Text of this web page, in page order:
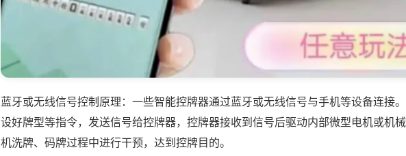
蓝牙或无线信号控制原理：一些智能控牌器通过蓝牙或无线信号与手机等设备连接
设好牌型等指令，发送信号给控牌器，控牌器接收到信号后驱动内部微型电机或机
机洗牌、码牌过程中进行干预，达到控牌目的。